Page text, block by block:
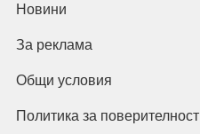
Новини
За реклама
Общи условия
Политика за поверителност